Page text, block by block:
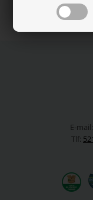
Varenummer:13199273li
E-mail:
Tlf: